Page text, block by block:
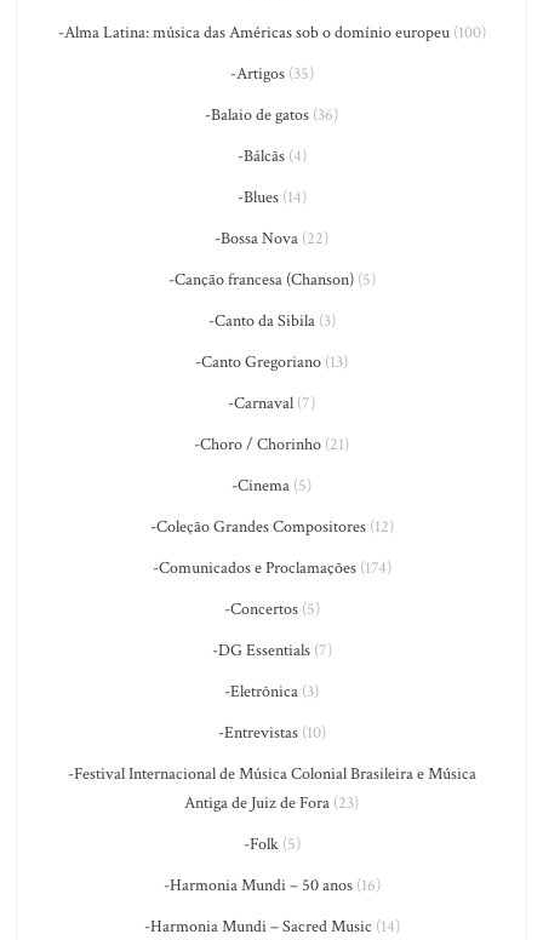
-Alma Latina: música das Américas sob o domínio europeu(100)
-Artigos(35)
-Balaio de gatos (36)
-Bálcãs(4)
-Blues(14)
-Bossa Nova (22)
-Canção francesa (Chanson)(5)
-Canto da Sibila(3)
-Canto Gregoriano (13)
-Carnaval (7)
-Choro / Chorinho (21)
-Cinema (5)
-Coleção Grandes Compositores(12)
-Comunicados e Proclamações(174)
-Concertos(5)
-DG Essentials(7)
-Eletrônica (3)
-Entrevistas(10)
-Festival Internacional de Música Colonial Brasileira e Música
Antiga de Juiz de Fora (23)
-Folk(5)
-Harmonia Mundi – 50 anos(16)
-Harmonia Mundi – Sacred Music (14)